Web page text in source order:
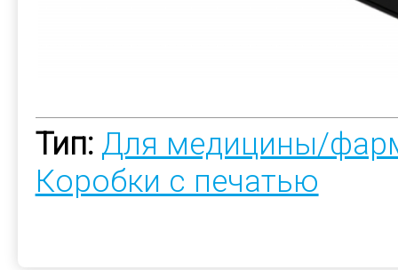
Тип: Для медицины/
Коробки с печатью